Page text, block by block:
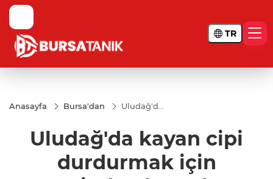
TR
Anasayfa Bursa'dan
Uludağ'da
için
peşinden
Uludağ'da kayan cipi
durdurmak için